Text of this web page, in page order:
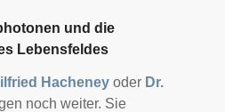
und die
Lebensfeldes
Hacheneyoder Dr.
noch weiter. Sie